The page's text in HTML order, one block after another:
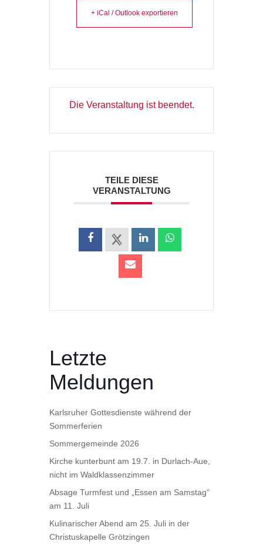
+ iCal / Outlook exportieren
Die Veranstaltung ist beendet.
TEILE DIESE
VERANSTALTUNG
Letzte
Meldungen
Karlsruher Gottesdienste während der
Sommerferien
Sommergemeinde 2026
Kirche kunterbunt am 19.7. in Durlach-Aue,
nicht im Waldklassenzimmer
Absage Turmfest und „Essen am Samstag“
am 11. Juli
Kulinarischer Abend am 25. Juli in der
Christuskapelle Grötzingen